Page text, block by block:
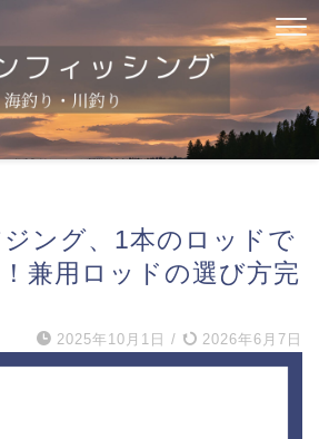
ジング、1本のロッドで
兼用ロッドの選び方完
2025年10月1日 / 2026年6月7日